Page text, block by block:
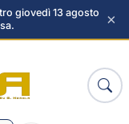
giovedì 13 agosto
×